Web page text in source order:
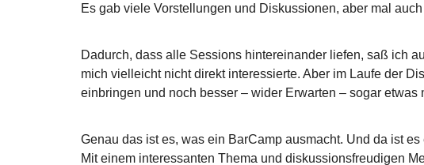
Es gab viele Vorstellungen und Diskussionen, aber mal
Dadurch, dass alle Sessions hintereinander liefen, saß ich
mich vielleicht nicht direkt interessierte. Aber im Laufe der
einbringen und noch besser – wider Erwarten – sogar etwas
Genau das ist es, was ein BarCamp ausmacht. Und da ist
Mit einem interessanten Thema und diskussionsfreudigen